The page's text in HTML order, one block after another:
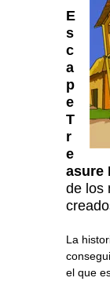
E
s
c
a
p
e
T
r
e
asure
de los
La
el que